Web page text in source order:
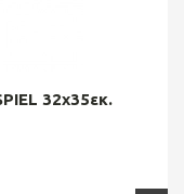
32x35εκ.